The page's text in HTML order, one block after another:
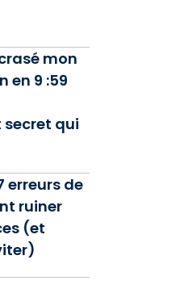
mon
en 9 :59
secret qui
erreurs de
ruiner
(et